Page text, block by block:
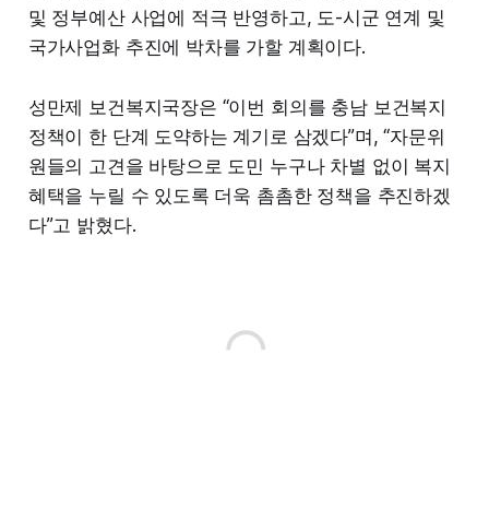
및 정부예산 사업에 적극 반영하고, 도-시군 연계 및
국가사업화 추진에 박차를 가할 계획이다.
성만제 보건복지국장은 “이번 회의를 충남 보건복지
정책이 한 단계 도약하는 계기로 삼겠다”며, “자문위
원들의 고견을 바탕으로 도민 누구나 차별 없이 복지
혜택을 누릴 수 있도록 더욱 촘촘한 정책을 추진하겠
다”고 밝혔다.